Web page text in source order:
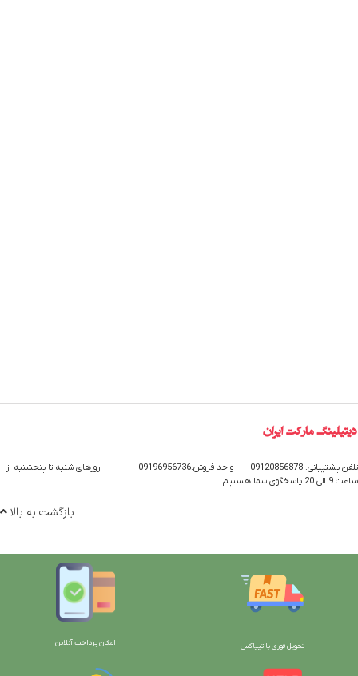
تلفن پشتیبانی: 09120856878 | واحد فروش:09196956736 |
روزهای شنبه تا پنجشنبه از
ساعت 9 الی 20 پاسخگوی شما هستیم
بازگشت به بالا
تحویل فوری با تیپاکس امکان پرداخت آنلاین